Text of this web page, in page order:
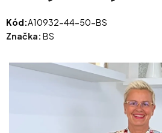
Kód:A10932-44-50-BS
Značka: BS